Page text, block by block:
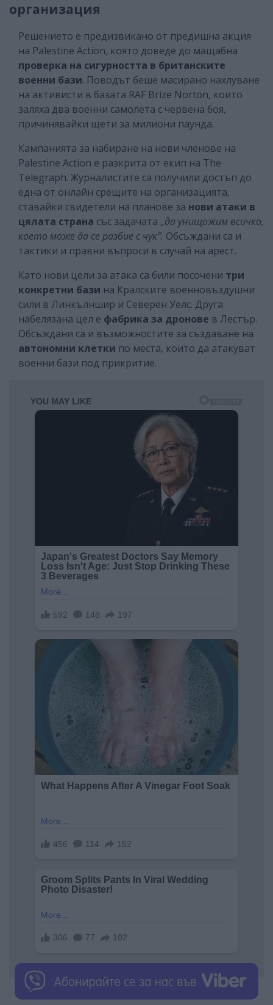
организация
Решението е предизвикано от предишна акция
на Palestine Action, която доведе до мащабна
проверка на сигурността в британските
военни бази. Поводът беше масирано нахлуване
на активисти в базата RAF Brize Norton, които
заляха два военни самолета с червена боя,
причинявайки щети за милиони паунда.
Кампанията за набиране на нови членове на
Palestine Action е разкрита от екип на The
Telegraph. Журналистите са получили достъп до
една от онлайн срещите на организацията,
ставайки свидетели на планове за нови атаки в
цялата страна със задачата „да унищожим всичко,
което може да се разбие с чук”. Обсъждани са и
тактики и правни въпроси в случай на арест.
Като нови цели за атака са били посочени три
конкретни бази на Кралските военновъздушни
сили в Линкълншир и Северен Уелс. Друга
набелязана цел е фабрика за дронове в Лестър.
Обсъждани са и възможностите за създаване на
автономни клетки по места, които да атакуват
военни бази под прикритие.